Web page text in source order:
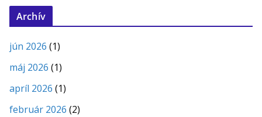
Archív
jún 2026 (1)
máj 2026 (1)
apríl 2026 (1)
február 2026 (2)